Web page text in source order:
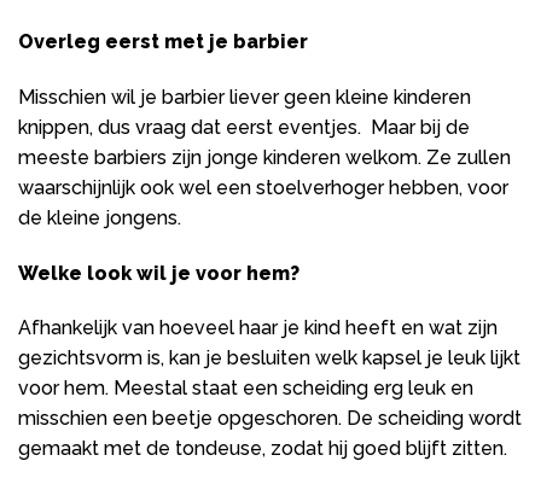
Overleg eerst met je barbier
Misschien wil je barbier liever geen kleine kinderen
knippen, dus vraag dat eerst eventjes. Maar bij de
meeste barbiers zijn jonge kinderen welkom. Ze zullen
waarschijnlijk ook wel een stoelverhoger hebben, voor
de kleine jongens.
Welke look wil je voor hem?
Afhankelijk van hoeveel haar je kind heeft en wat zijn
gezichtsvorm is, kan je besluiten welk kapsel je leuk lijkt
voor hem. Meestal staat een scheiding erg leuk en
misschien een beetje opgeschoren. De scheiding wordt
gemaakt met de tondeuse, zodat hij goed blijft zitten.